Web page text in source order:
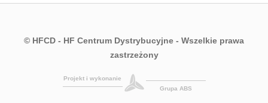
© HFCD - HF Centrum Dystrybucyjne - Wszelkie prawa
zastrzeżony
Projekt i wykonanie
Grupa ABS